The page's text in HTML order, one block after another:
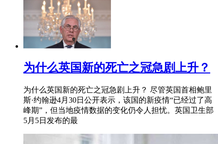
为什么英国新的死亡之冠急剧上升？
为什么英国新的死亡之冠急剧上升？ 尽管英国首相鲍里
斯·约翰逊4月30日公开表示，该国的新疫情“已经过了高
峰期”，但当地疫情数据的变化仍令人担忧。英国卫生部
5月5日发布的最